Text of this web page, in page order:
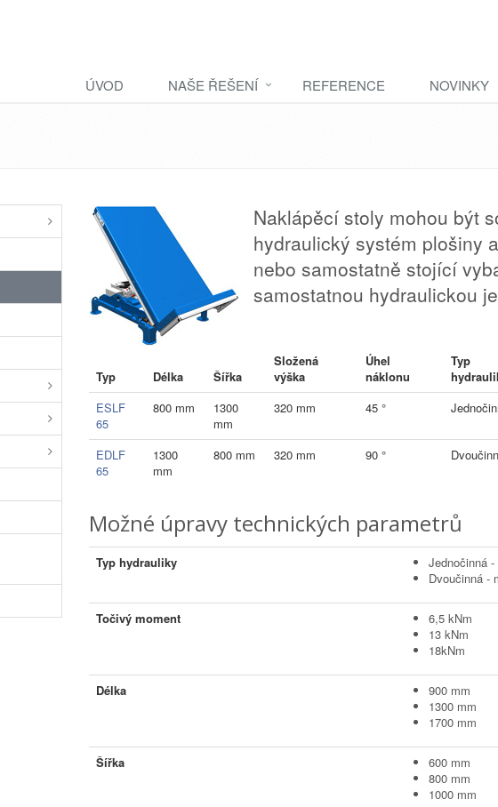
ÚVOD NAŠE ŘEŠENÍ REFERENCE NOVINKY
Naklápěcí stoly mohou být
hydraulický systém plošiny
nebo samostatně stojící
samostatnou hydraulickou
Typ Délka Šířka
Složená
výška
Úhel
náklonu
Typ
ESLF
65
800 mm
1300
mm
320 mm 45 °
EDLF
65
1300
mm
800 mm 320 mm 90 °
Možné úpravy technických parametrů
Typ hydrauliky
Jednočinná
Dvoučinná -
Točivý moment
6,5 kNm
13 kNm
18kNm
Délka
900 mm
1300 mm
1700 mm
Šířka
600 mm
800 mm
1000 mm